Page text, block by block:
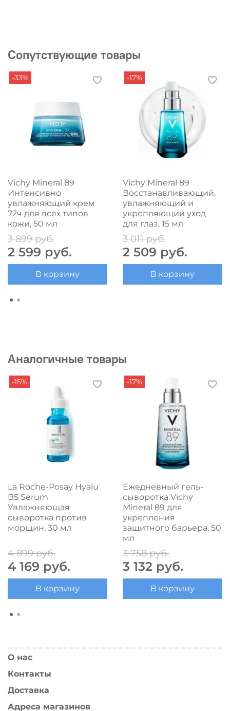
Сопутствующие товары
-33%
Vichy Mineral 89
Интенсивно
увлажняющий крем
72ч для всех типов
кожи, 50 мл
3 899 руб.
2 599 руб.
В корзину
-17%
Vichy Mineral 89
Восстанавливающий,
увлажняющий и
укрепляющий уход
для глаз, 15 мл
3 011 руб.
2 509 руб.
В корзину
Аналогичные товары
-15%
La Roche-Posay Hyalu
B5 Serum
Увлажняющая
сыворотка против
морщин, 30 мл
4 899 руб.
4 169 руб.
В корзину
-17%
Ежедневный гель-
сыворотка Vichy
Mineral 89 для
укрепления
защитного барьера, 50
мл
3 758 руб.
3 132 руб.
В корзину
О нас
Контакты
Доставка
Адреса магазинов